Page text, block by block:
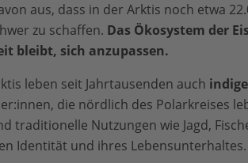
aus, dass in der Arktis noch etwa
zu schaffen. Das Ökosystem der
bleibt, sich anzupassen.
leben seit Jahrtausenden auch
die nördlich des Polarkreises
traditionelle Nutzungen wie Jagd,
Identität und ihres Lebensunterhaltes.